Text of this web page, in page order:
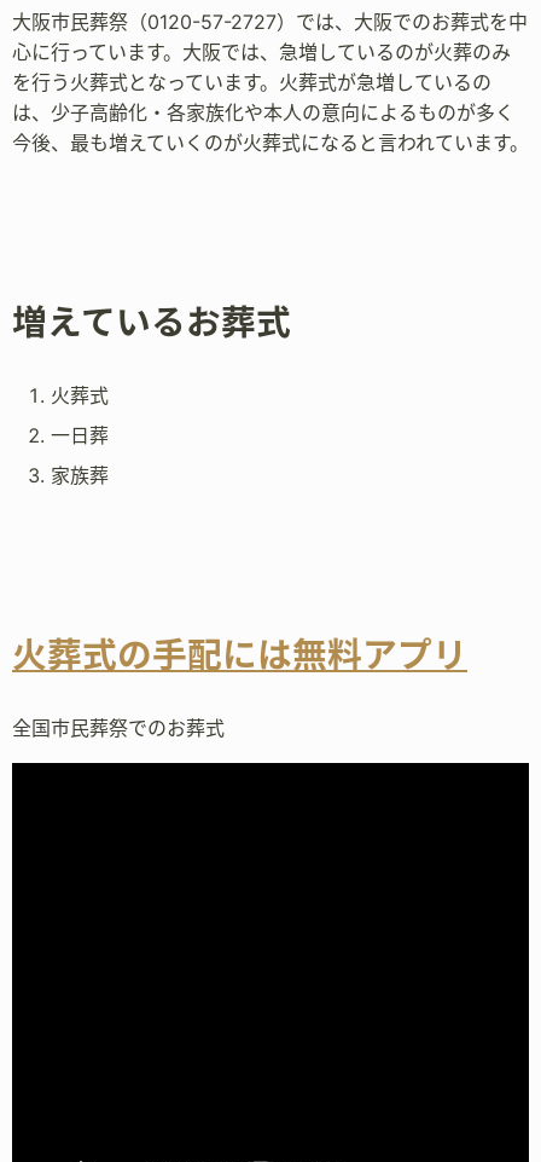
大阪市民葬祭（0120-57-2727）では、大阪でのお葬式を中
心に行っています。大阪では、急増しているのが火葬のみ
を行う火葬式となっています。火葬式が急増しているの
は、少子高齢化・各家族化や本人の意向によるものが多く
今後、最も増えていくのが火葬式になると言われています。
増えているお葬式
火葬式
一日葬
家族葬
火葬式の手配には無料アプリ
全国市民葬祭でのお葬式